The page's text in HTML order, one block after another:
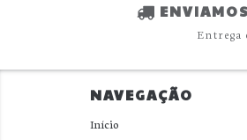
Entrega
NAVEGAÇÃO
Início